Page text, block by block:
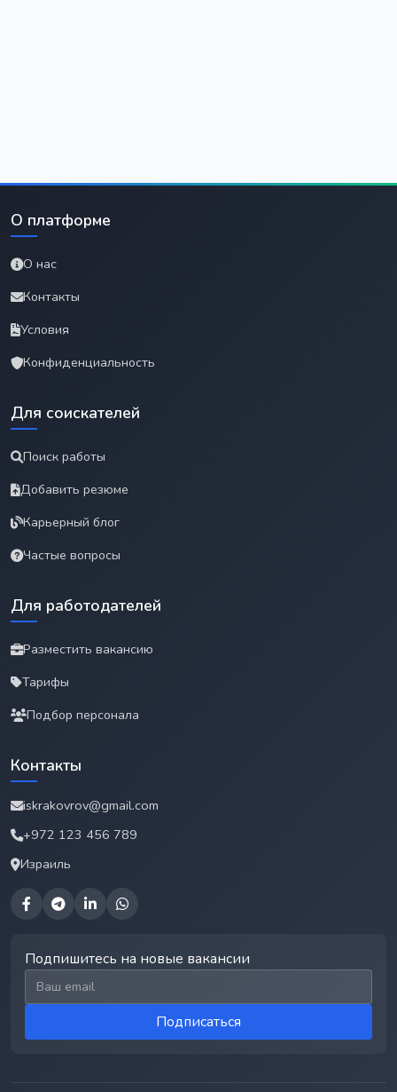
О платформе
О нас
Контакты
Условия
Конфиденциальность
Для соискателей
Поиск работы
Добавить резюме
Карьерный блог
Частые вопросы
Для работодателей
Разместить вакансию
Тарифы
Подбор персонала
Контакты
iskrakovrov@gmail.com
+972 123 456 789
Израиль
Подпишитесь на новые вакансии
Email для подписки
Подписаться